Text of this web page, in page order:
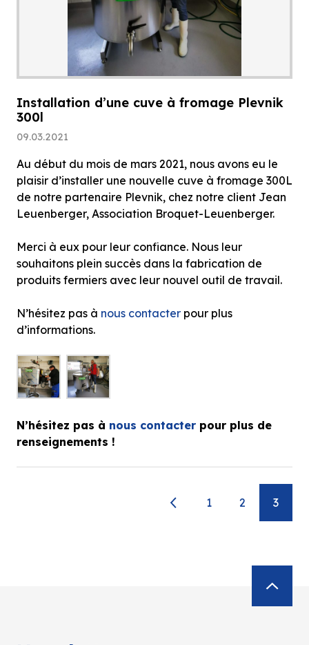
Installation d’une cuve à fromage Plevnik
300l
09.03.2021
Au début du mois de mars 2021, nous avons eu le
plaisir d’installer une nouvelle cuve à fromage 300L
de notre partenaire Plevnik, chez notre client Jean
Leuenberger, Association Broquet-Leuenberger.
Merci à eux pour leur confiance. Nous leur
souhaitons plein succès dans la fabrication de
produits fermiers avec leur nouvel outil de travail.
N’hésitez pas à nous contacter pour plus
d’informations.
N’hésitez pas à nous contacter pour plus de
renseignements !
1 2 3